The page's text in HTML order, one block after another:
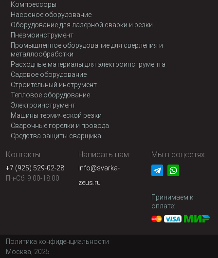
Компрессоры
Насосное оборудование
Оборудование для лазерной сварки и резки
Пневмоинструмент
Промышленное оборудование для сверления и
металлообработки
Расходные материалы для электроинструмента
Садовое оборудование
Строительный инструмент
Тепловое оборудование
Электроинструмент
Машины термической резки
Сварочные горелки и провода
Средства защиты сварщика
Контакты:
+7 (925) 529-02-28
Пн-Сб: 9:00-18:00
Написать нам:
info@svarka-
zeus.ru
Мы в соцсетях
Принимаем к
оплате:
Политика конфиденциальности
Москва, 2025